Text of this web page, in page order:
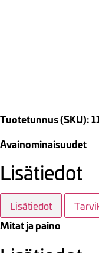
Tuotetunnus (SKU):
Avainominaisuudet
Lisätiedot
Lisätiedot
Mitat ja paino